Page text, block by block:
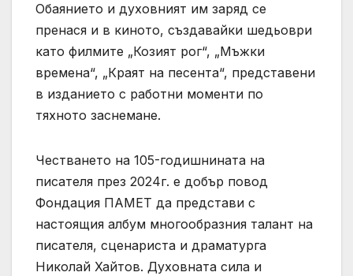
Обаянието и духовният им заряд се
пренася и в киното, създавайки шедьоври
като филмите „Козият рог“, „Мъжки
времена“, „Краят на песента“, представени
в изданието с работни моменти по
тяхното заснемане.
Честването на 105-годишнината на
писателя през 2024г. е добър повод
Фондация ПАМЕТ да представи с
настоящия албум многообразния талант на
писателя, сценариста и драматурга
Николай Хайтов. Духовната сила и